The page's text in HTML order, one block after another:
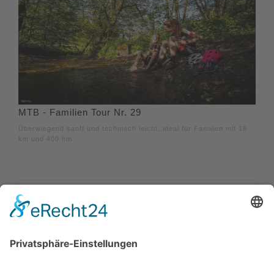
MTB - Familien Tour Nr. 29
Überwiegend sanft und technisch leicht, ideal für Familien mit 18
km und 400 hm